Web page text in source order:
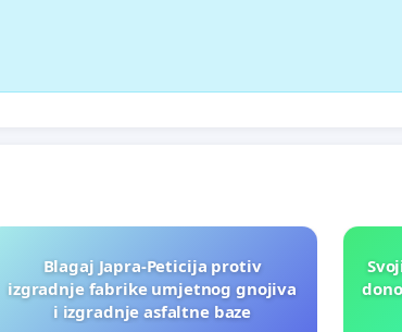
Blagaj Japra-Peticija protiv
izgradnje fabrike umjetnog gnojiva
i izgradnje asfaltne baze